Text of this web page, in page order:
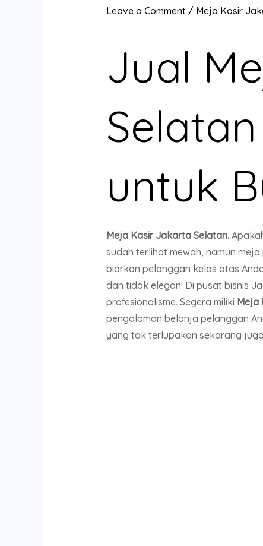
Leave a Comment / Meja Kasir
Jual
untuk
Meja Kasir Jakarta Selatan.
sudah terlihat mewah, namun
biarkan pelanggan kelas atas
dan tidak elegan! Di pusat bisnis
profesionalisme. Segera miliki Meja
pengalaman belanja pelanggan
yang tak terlupakan sekarang